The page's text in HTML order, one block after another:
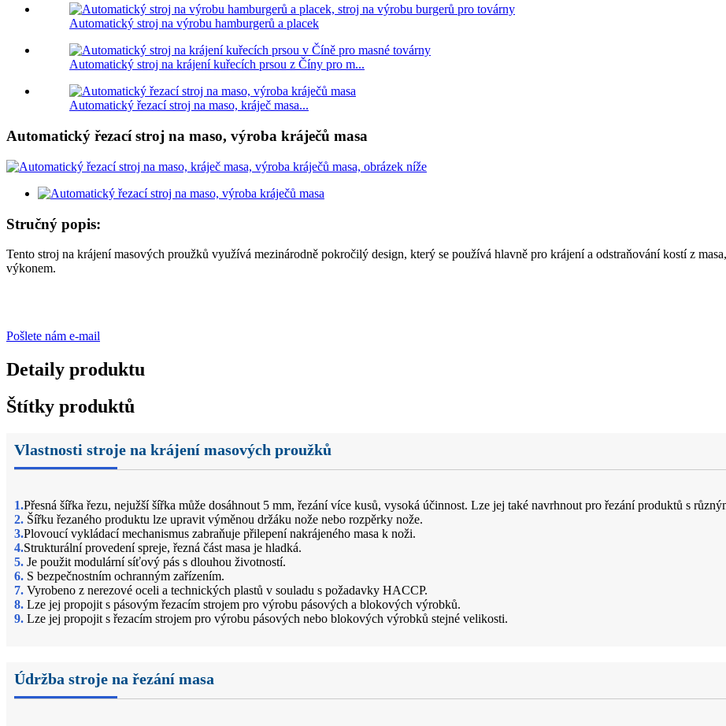
Automatický stroj na výrobu hamburgerů a placek
Automatický stroj na krájení kuřecích prsou z Číny pro m...
Automatický řezací stroj na maso, kráječ masa...
Automatický řezací stroj na maso, výroba kráječů masa
Stručný popis:
Tento stroj na krájení masových proužků využívá mezinárodně pokročilý design, který se používá hlavně pro krájení a odstraňování kostí z
výkonem.
Pošlete nám e-mail
Detaily produktu
Štítky produktů
Vlastnosti stroje na krájení masových proužků
1.Přesná šířka řezu, nejužší šířka může dosáhnout 5 mm, řezání více kusů, vysoká účinnost. Lze jej také navrhnout pro řezání produktů s
2. Šířku řezaného produktu lze upravit výměnou držáku nože nebo rozpěrky nože.
3.Plovoucí vykládací mechanismus zabraňuje přilepení nakrájeného masa k noži.
4.Strukturální provedení spreje, řezná část masa je hladká.
5. Je použit modulární síťový pás s dlouhou životností.
6. S bezpečnostním ochranným zařízením.
7. Vyrobeno z nerezové oceli a technických plastů v souladu s požadavky HACCP.
8. Lze jej propojit s pásovým řezacím strojem pro výrobu pásových a blokových výrobků.
9. Lze jej propojit s řezacím strojem pro výrobu pásových nebo blokových výrobků stejné velikosti.
Údržba stroje na řezání masa